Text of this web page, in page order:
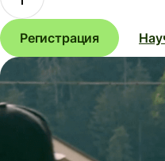
Регистрация